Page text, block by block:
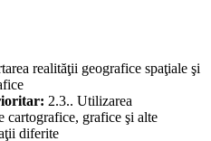
realităţii geografice spaţiale şi
2.3.. Utilizarea
grafice şi alte
diferite